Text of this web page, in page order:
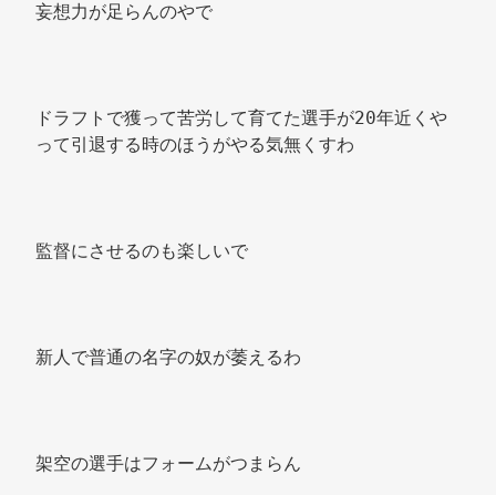
妄想力が足らんのやで
ドラフトで獲って苦労して育てた選手が20年近くや
って引退する時のほうがやる気無くすわ
監督にさせるのも楽しいで
新人で普通の名字の奴が萎えるわ
架空の選手はフォームがつまらん